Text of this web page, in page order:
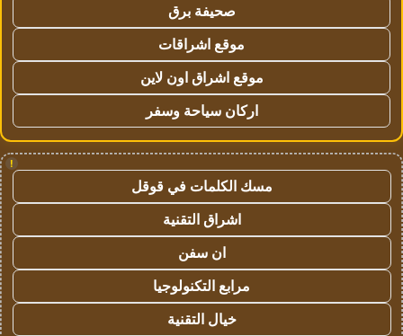
صحيفة برق
موقع اشراقات
موقع اشراق اون لاين
اركان سياحة وسفر
!
مسك الكلمات في قوقل
اشراق التقنية
ان سفن
مرابع التكنولوجيا
خيال التقنية